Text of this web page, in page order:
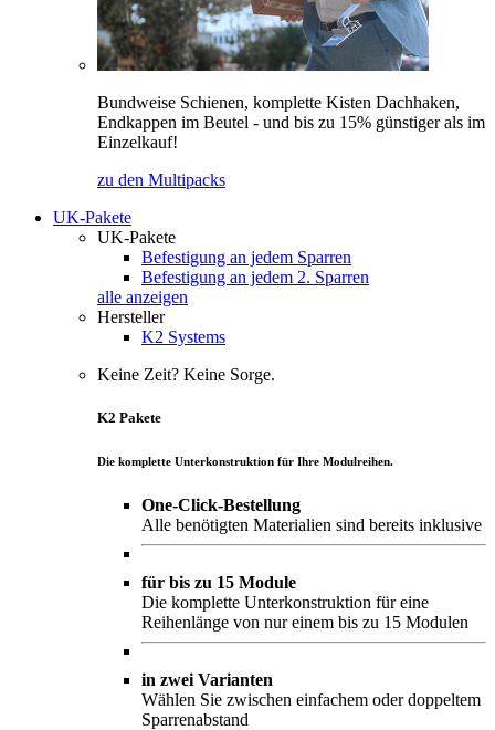
Bundweise Schienen, komplette Kisten Dachhaken,
Endkappen im Beutel - und bis zu 15% günstiger als im
Einzelkauf!
zu den Multipacks
UK-Pakete
UK-Pakete
Befestigung an jedem Sparren
Befestigung an jedem 2. Sparren
alle anzeigen
Hersteller
K2 Systems
Keine Zeit? Keine Sorge.
K2 Pakete
Die komplette Unterkonstruktion für Ihre Modulreihen.
One-Click-Bestellung
Alle benötigten Materialien sind bereits inklusive
für bis zu 15 Module
Die komplette Unterkonstruktion für eine
Reihenlänge von nur einem bis zu 15 Modulen
in zwei Varianten
Wählen Sie zwischen einfachem oder doppeltem
Sparrenabstand